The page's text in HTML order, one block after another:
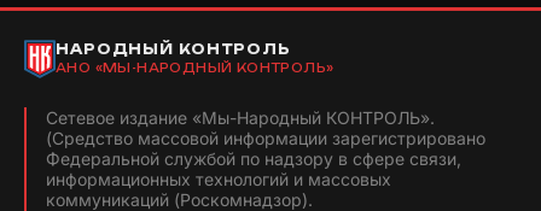
НАРОДНЫЙ КОНТРОЛЬ
АНО «МЫ-НАРОДНЫЙ КОНТРОЛЬ»
Сетевое издание «Мы-Народный КОНТРОЛЬ».
(Средство массовой информации зарегистрировано
Федеральной службой по надзору в сфере связи,
информационных технологий и массовых
коммуникаций (Роскомнадзор).